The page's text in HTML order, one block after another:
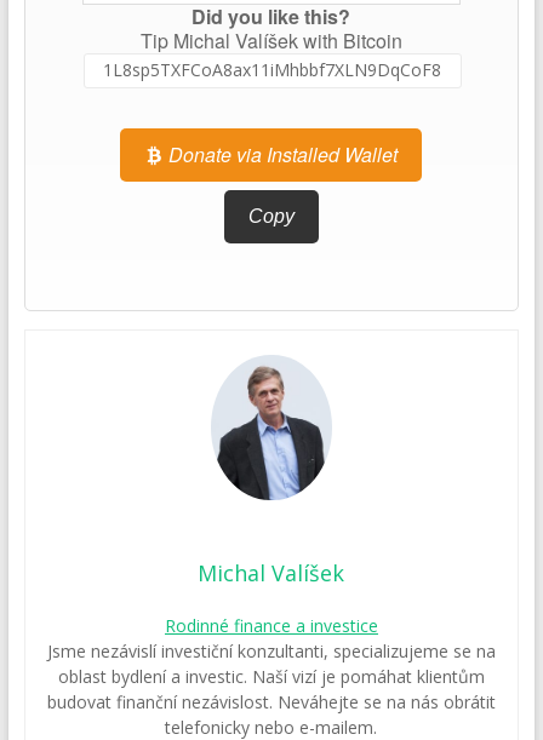
Did you like this?
Tip Michal Valíšek with Bitcoin
Donate via Installed Wallet
Copy
Michal Valíšek
Rodinné finance a investice
Jsme nezávislí investiční konzultanti, specializujeme se na
oblast bydlení a investic. Naší vizí je pomáhat klientům
budovat finanční nezávislost. Neváhejte se na nás obrátit
telefonicky nebo e-mailem.